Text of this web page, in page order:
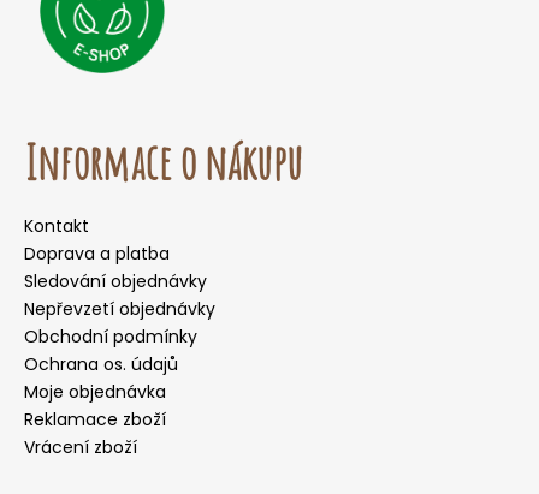
Informace o nákupu
Kontakt
Doprava a platba
Sledování objednávky
Nepřevzetí objednávky
Obchodní podmínky
Ochrana os. údajů
Moje objednávka
Reklamace zboží
Vrácení zboží